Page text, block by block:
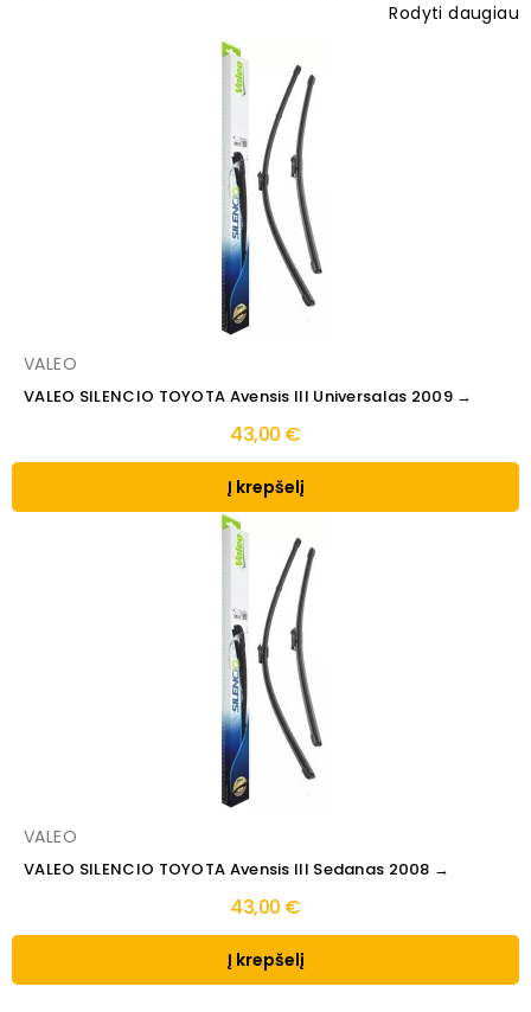
Rodyti daugiau
VALEO
VALEO SILENCIO TOYOTA Avensis III Universalas 2009 →
43,00 €
Į krepšelį
VALEO
VALEO SILENCIO TOYOTA Avensis III Sedanas 2008 →
43,00 €
Į krepšelį